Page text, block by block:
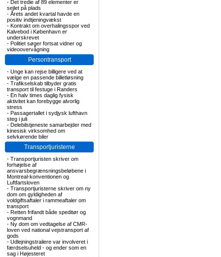
- Det tredie af 89 elementer er
sejlet på plads
- Årets andet kvartal havde en
positiv indtjeningvækst
- Kontrakt om overhalingsspor ved
Kalvebod i København er
underskrevet
- Politiet søger fortsat vidner og
videoovervågning
Persontransport
- Unge kan rejse billigere ved at
vælge en passende billetløsning
- Trafikselskab tilbyder gratis
transport til festuge i Randers
- En halv times daglig fysisk
aktivitet kan forebygge alvorlig
stress
- Passagertallet i sydjysk lufthavn
steg i juli
- Delebilstjeneste samarbejder med
kinesisk virksomhed om
selvkørende biler
Transportjuristerne
- Transportjuristen skriver om
forhøjelse af
ansvarsbegrænsningsbeløbene i
Montreal-konventionen og
Luftfartsloven
- Transportjuristerne skriver om ny
dom om gyldigheden af
voldgiftsaftaler i rammeaftaler om
transport
- Retten frifandt både speditør og
vognmand
- Ny dom om vedtagelse af CMR-
loven ved national vejstransport af
gods
- Udlejningstrailere var involveret i
færdselsuheld - og ender som en
sag i Højesteret